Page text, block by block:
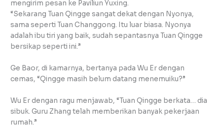
mengirim pesan ke Paviliun Yuxing.
“Sekarang Tuan Qingge sangat dekat dengan Nyonya,
sama seperti Tuan Changgong. Itu luar biasa. Nyonya
adalah ibu tiri yang baik, sudah sepantasnya Tuan Qingge
bersikap seperti ini.”
Ge Baor, di kamarnya, bertanya pada Wu Er dengan
cemas, “Qingge masih belum datang menemuiku?”
Wu Er dengan ragu menjawab, “Tuan Qingge berkata… dia
sibuk. Guru Zhang telah memberikan banyak pekerjaan
rumah.”